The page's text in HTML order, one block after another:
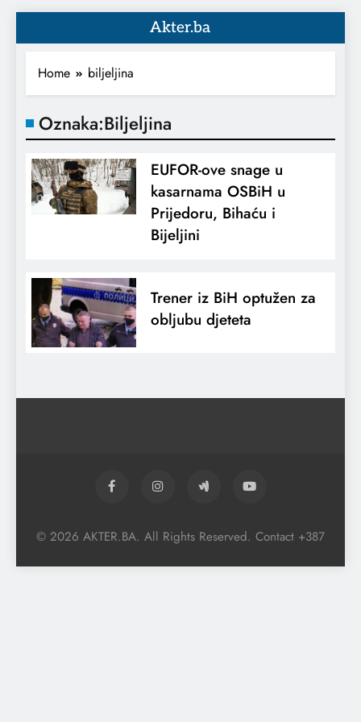
Akter.ba
Home biljeljina
Oznaka:Biljeljina
EUFOR-ove snage u
kasarnama OSBiH u
Prijedoru, Bihaću i
Bijeljini
Trener iz BiH optužen za
obljubu djeteta
© 2026 AKTER.BA. All Rights Reserved. Contact +387